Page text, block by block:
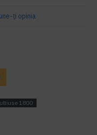
ţi opinia
1800